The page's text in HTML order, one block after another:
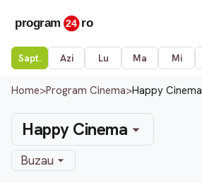
Sapt. Azi Lu Ma Mi
Home>Program Cinema>Happy Cinema
Happy Cinema
Buzau